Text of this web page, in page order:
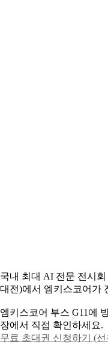
국내 최대 AI 전문 전시
대전)에서 엠키스코어가
엠키스코어 부스 G11에
장에서 직접 확인하세요.
무료 초대권 신청하기 (